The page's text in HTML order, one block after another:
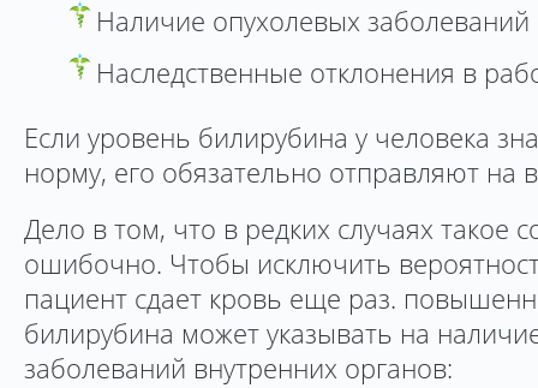
Наличие опухолевых заболеваний
Наследственные отклонения в
Если уровень билирубина у человека
норму, его обязательно отправляют на
Дело в том, что в редких случаях такое
ошибочно. Чтобы исключить
пациент сдает кровь еще раз.
билирубина может указывать на
заболеваний внутренних органов: